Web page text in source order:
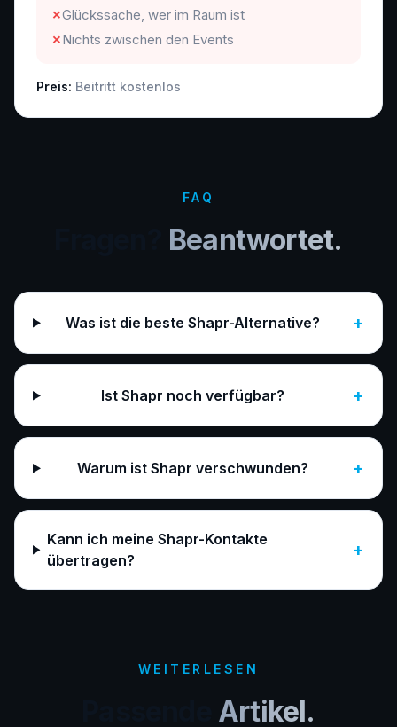
✗Glückssache, wer im Raum ist
✗Nichts zwischen den Events
Preis: Beitritt kostenlos
FAQ
Beantwortet.
Was ist die beste Shapr-Alternative? +
Ist Shapr noch verfügbar? +
Warum ist Shapr verschwunden? +
Kann ich meine Shapr-Kontakte
übertragen?
+
WEITERLESEN
Artikel.